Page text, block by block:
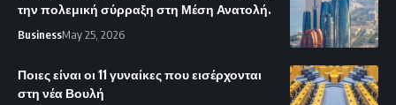
την πολεμική σύρραξη στη Μέση Ανατολή.
BusinessMay 25, 2026
Ποιες είναι οι 11 γυναίκες που εισέρχονται
στη νέα Βουλή